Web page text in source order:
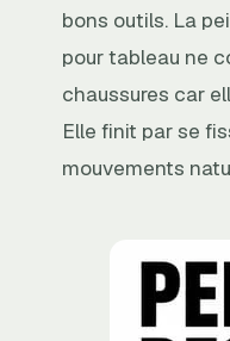
bons outils. La
pour tableau ne
chaussures car
Elle finit par se
mouvements